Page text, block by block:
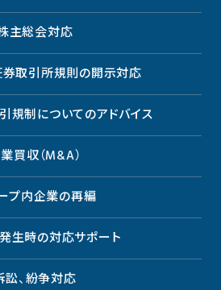
主総会対応
取引所規則の開示対応
規制についてのアドバイス
買収（M&A）
プ内企業の再編
生時の対応サポート
訟、紛争対応